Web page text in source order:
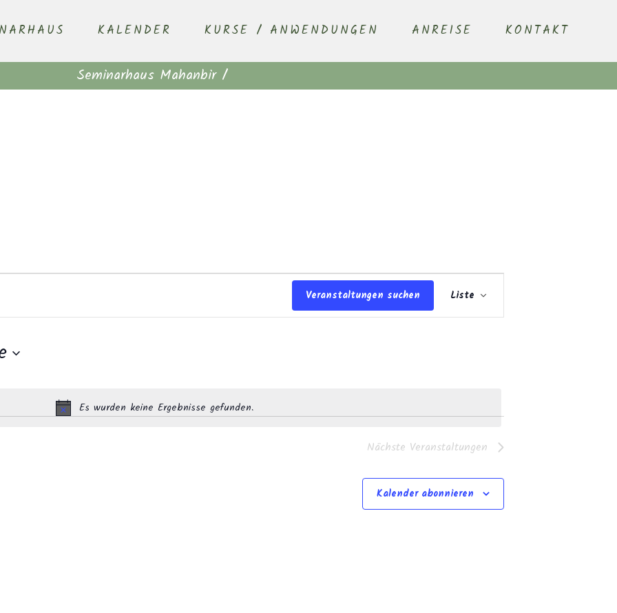
KALENDER KURSE / ANWENDUNGEN ANREISE KONTAKT
Seminarhaus Mahanbir/
Hinweis
Es wurden keine Ergebnisse gefunden.
Veranstaltungen suchen Ansichten-
Liste
Nächste Veranstaltungen
Kalender abonnieren